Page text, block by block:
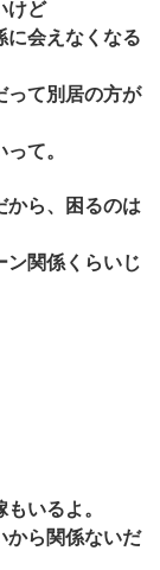
けど
に会えなくなる
って別居の方が
て。
から、困るのは
ン関係くらいじ
いるよ。
から関係ないだ